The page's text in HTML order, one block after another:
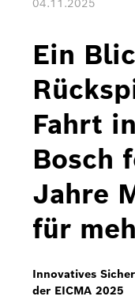
Buderus
Hausgeräte
Downloads
Fotos
04.11.2025
Ein
Fahrt
Bosch
Jahre
für
Innovatives
der EICMA 2025